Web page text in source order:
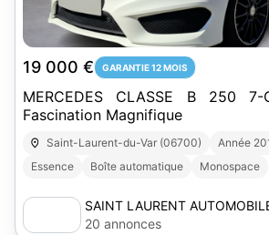
19 000 € GARANTIE 12 MOIS
MERCEDES CLASSE B 250
Fascination Magnifique
Saint-Laurent-du-Var (06700) Année
Essence
Boîte automatique Monospace
SAINT LAURENT
20 annonces